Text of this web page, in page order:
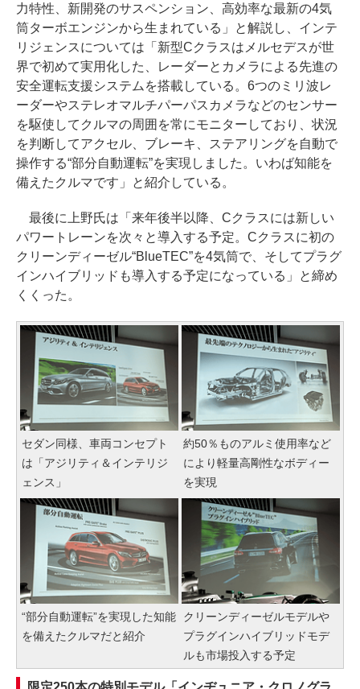
力特性、新開発のサスペンション、高効率な最新の4気
筒ターボエンジンから生まれている」と解説し、インテ
リジェンスについては「新型Cクラスはメルセデスが世
界で初めて実用化した、レーダーとカメラによる先進の
安全運転支援システムを搭載している。6つのミリ波レ
ーダーやステレオマルチパーパスカメラなどのセンサー
を駆使してクルマの周囲を常にモニターしており、状況
を判断してアクセル、ブレーキ、ステアリングを自動で
操作する“部分自動運転”を実現しました。いわば知能を
備えたクルマです」と紹介している。
最後に上野氏は「来年後半以降、Cクラスには新しい
パワートレーンを次々と導入する予定。Cクラスに初の
クリーンディーゼル“BlueTEC”を4気筒で、そしてプラグ
インハイブリッドも導入する予定になっている」と締め
くくった。
セダン同様、車両コンセプト
は「アジリティ＆インテリジ
ェンス」
約50％ものアルミ使用率など
により軽量高剛性なボディー
を実現
“部分自動運転”を実現した知能
を備えたクルマだと紹介
クリーンディーゼルモデルや
プラグインハイブリッドモデ
ルも市場投入する予定